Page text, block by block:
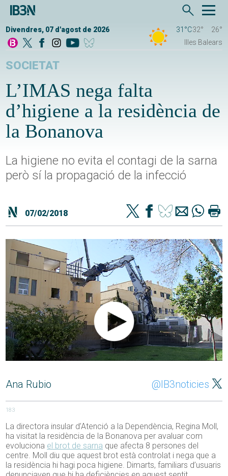
Divendres, 07 d'agost de 2026 31°C32°
26°
Illes Balears
SOCIETAT
L’IMAS nega falta
d’higiene a la residència de
la Bonanova
La higiene no evita el contagi de la sarna
però sí la propagació de la infecció
07/02/2018
Ana Rubio @IB3noticies
183
La directora insular d’Atenció a la Dependència, Regina Moll,
ha visitat la residència de la Bonanova per avaluar com
evoluciona el brot de sarna que afecta 8 persones del
centre. Moll diu que aquest brot està controlat i nega que a
la residència hi hagi poca higiene. Dimarts, familiars d’usuaris